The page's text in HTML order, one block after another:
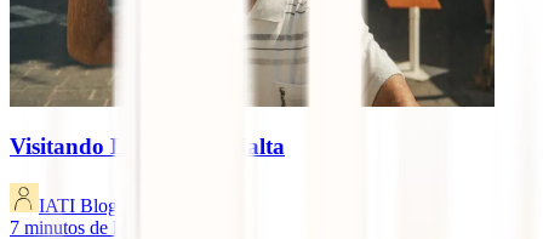
Visitando La Valetta, Malta
IATI Blog
7 minutos de leitura